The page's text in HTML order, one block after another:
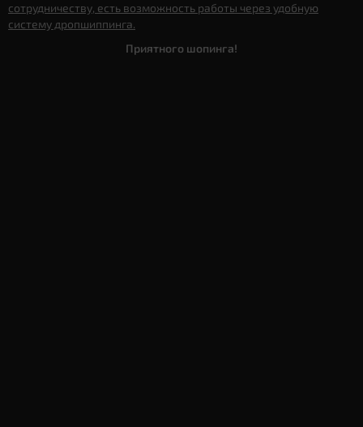
сотрудничеству, есть возможность работы через удобную
систему дропшиппинга.
Приятного шопинга!